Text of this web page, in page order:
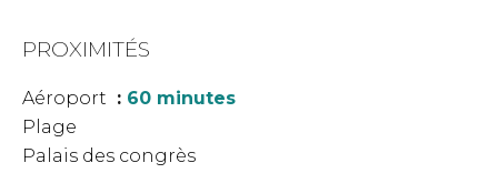
PROXIMITÉS
Aéroport
60 minutes
Plage
Palais des congrès